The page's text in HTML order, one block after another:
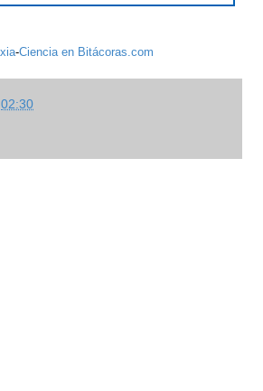
-Ciencia en Bitácoras.com
02:30